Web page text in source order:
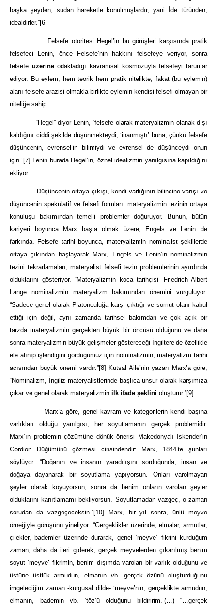
başka şeyden, sudan hareketle konulmuşlardır, yani İde türünden,
idealdirler.”[6]
Felsefe otoritesi Hegel’in bu görüşleri karşısında pratik
felsefeci Lenin, önce Felsefe’nin hakkını felsefeye veriyor, sonra
felsefe üzerineodakladığı kavramsal kosmozuyla felsefeyi tarümar
ediyor. Bu eylem, hem teorik hem pratik nitelikte, fakat (bu eylemin)
alanı felsefe arazisi olmakla birlikte eylemin kendisi felsefi olmayan bir
niteliğe sahip.
“Hegel” diyor Lenin, “felsefe olarak materyalizmin olanak dışı
kaldığını ciddi şekilde düşünmekteydi, ‘inanmıştı’ buna; çünkü felsefe
düşüncenin, evrensel’in bilimiydi ve evrensel de düşünceydi onun
için.”[7] Lenin burada Hegel’in, öznel idealizmin yanılgısına kapıldığını
ekliyor.
Düşüncenin ortaya çıkışı, kendi varlığının bilincine varışı ve
düşüncenin spekülatif ve felsefi formları, materyalizmin tezinin ortaya
konuluşu bakımından temelli problemler doğuruyor. Bunun, bütün
kariyeri boyunca Marx başta olmak üzere, Engels ve Lenin de
farkında. Felsefe tarihi boyunca, materyalizmin nominalist şekillerde
ortaya çıkından başlayarak Marx, Engels ve Lenin’in nominalizmin
tezini tekrarlamaları, materyalist felsefi tezin problemlerinin ayırdında
olduklarını gösteriyor. “Materyalizmin koca tarihçisi” Friedrich Albert
Lange nominalizmin materyalizm bakımından önemini vurguluyor:
“Sadece genel olarak Platonculuğa karşı çıktığı ve somut olanı kabul
ettiği için değil, aynı zamanda tarihsel bakımdan ve çok açık bir
tarzda materyalizmin gerçekten büyük bir öncüsü olduğunu ve daha
sonra materyalizmin büyük gelişmeler göstereceği İngiltere’de özellikle
ele alınıp işlendiğini gördüğümüz için nominalizmin, materyalizm tarihi
açısından büyük önemi vardır.”[8] Kutsal Aile’nin yazarı Marx’a göre,
“Nominalizm, İngiliz materyalistlerinde başlıca unsur olarak karşımıza
çıkar ve genel olarak materyalizmin ilk ifade şeklini oluşturur.”[9]
Marx’a göre, genel kavram ve kategorilerin kendi başına
varlıkları olduğu yanılgısı, her soyutlamanın gerçek problemidir.
Marx’ın problemin çözümüne dönük önerisi Makedonyalı İskender’in
Gordion Düğümünü çözmesi cinsindendir: Marx, 1844’te şunları
söylüyor: “Doğanın ve insanın yaradılışını sorduğunda, insan ve
doğaya dayanarak bir soyutlama yapıyorsun. Onları varolmayan
şeyler olarak koyuyorsun, sonra da benim onların varolan şeyler
olduklarını kanıtlamamı bekliyorsun. Soyutlamadan vazgeç, o zaman
sorudan da vazgeçeceksin.”[10]
Marx, bir yıl sonra, ünlü meyve
örneğiyle görüşünü yineliyor: “Gerçeklikler üzerinde, elmalar, armutlar,
çilekler, bademler üzerinde durarak, genel ‘meyve’ fikrini kurduğum
zaman; daha da ileri giderek, gerçek meyvelerden çıkarılmış benim
soyut ‘meyve’ fikrimin, benim dışımda varolan bir varlık olduğunu ve
üstüne üstlük armudun, elmanın vb. gerçek özünü oluşturduğunu
imgelediğim zaman -kurgusal dilde- ‘meyve’nin, gerçeklikte armudun,
elmanın, bademin vb. ‘töz’ü olduğunu bildiririm.”(…) “…gerçek